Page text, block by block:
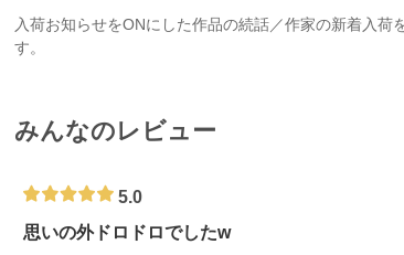
入荷お知らせをONにした作品の続話／作家の新着入荷
す。
みんなのレビュー
5.0
思いの外ドロドロでしたw